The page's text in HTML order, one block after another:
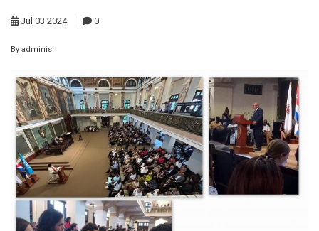
Jul 03 2024 0
By adminisri